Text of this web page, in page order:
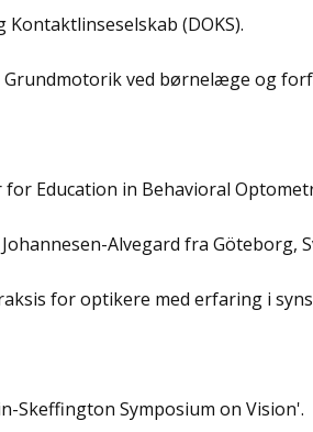
(DOKS).
Grundmotorik ved børnelæge og
Education in Behavioral
Alvegard fra Göteborg,
for optikere med erfaring i
Skeffington Symposium on Vision'.